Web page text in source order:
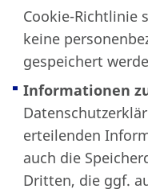
Cookie-Richtlinie
keine
gespeichert
Informationen
erteilenden
auch die
Dritten, die ggf.